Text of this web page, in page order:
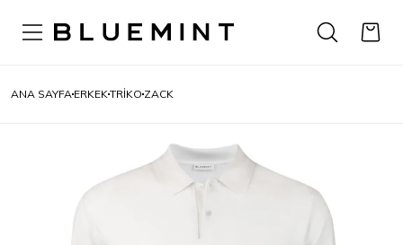
ANA SAYFA ERKEKTRIKO ZACK